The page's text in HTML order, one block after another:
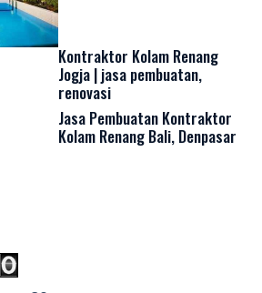
Kontraktor Kolam Renang
Jogja | jasa pembuatan,
renovasi
Jasa Pembuatan Kontraktor
Kolam Renang Bali, Denpasar